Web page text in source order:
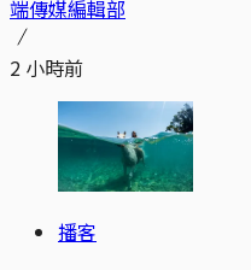
端傳媒編輯部
2 小時前
播客